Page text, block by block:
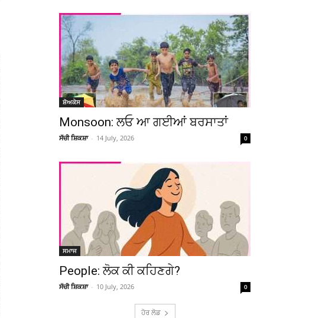
ਸ਼ੋਅਕੇਸ
Monsoon: ਲਓ ਆ ਗਈਆਂ ਬਰਸਾਤਾਂ
ਸੱਚੀ ਸ਼ਿਕਸ਼ਾ - 14 July, 2026 0
ਸਮਾਜ
People: ਲੋਕ ਕੀ ਕਹਿਣਗੇ?
ਸੱਚੀ ਸ਼ਿਕਸ਼ਾ - 10 July, 2026 0
ਹੋਰ ਲੋਡ